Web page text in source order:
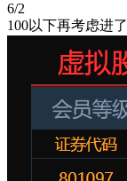
6/2
100以下再考虑进了